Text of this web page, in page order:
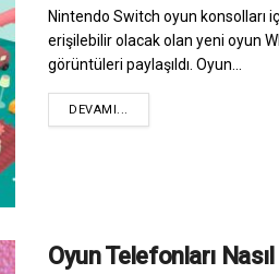
Nintendo Switch oyun konsolları
erişilebilir olacak olan yeni oyun
görüntüleri paylaşıldı. Oyun...
DEVAMI...
Oyun Telefonları